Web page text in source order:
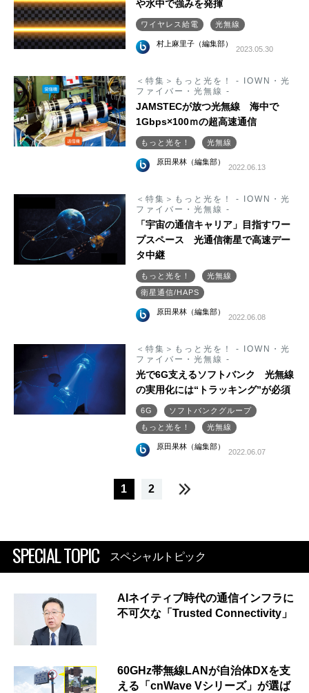
や水中で強みを発揮
ワイヤレス給電 光無線
村上麻里子（編集部）
2023.05.30
＜特集＞もっと光を！ - IOWN・光
ファイバー・光無線 -
JAMSTECが放つ光無線 海中で
1Gbps×100ｍの超高速通信
もっと光を！ 光無線
原田果林（編集部）
2022.06.13
＜特集＞もっと光を！ - IOWN・光
ファイバー・光無線 -
「宇宙の通信キャリア」目指すワー
プスペース 光通信衛星で高速デー
タ中継
もっと光を！
光無線
衛星通信/HAPS
原田果林（編集部）
2022.06.08
＜特集＞もっと光を！ - IOWN・光
ファイバー・光無線 -
光で6G支えるソフトバンク 光無線
の実用化には“トラッキング”が必須
6G
ソフトバンクグループ
もっと光を！
光無線
原田果林（編集部）
2022.06.07
1 2
SPECIAL TOPIC スペシャルトピック
AIネイティブ時代の通信インフラに
不可欠な「Trusted Connectivity」
60GHz帯無線LANが自治体DXを支
える「cnWave Vシリーズ」が選ば